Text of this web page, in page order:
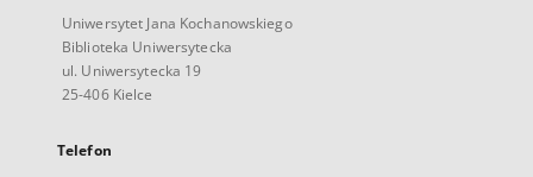
Uniwersytet Jana Kochanowskiego
Biblioteka Uniwersytecka
ul. Uniwersytecka 19
25-406 Kielce
Telefon